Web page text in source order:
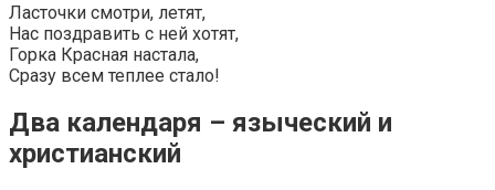
Ласточки смотри, летят,
Нас поздравить с ней хотят,
Горка Красная настала,
Сразу всем теплее стало!
Два календаря – языческий и
христианский